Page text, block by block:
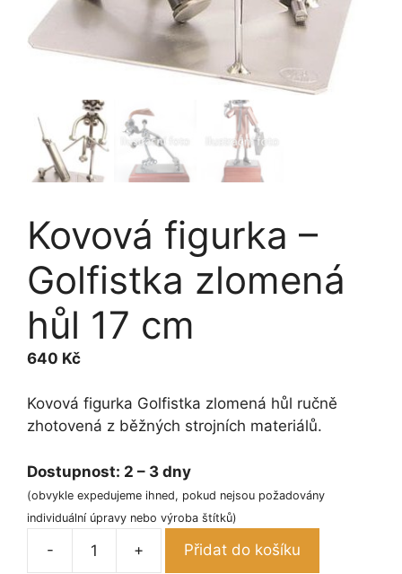
Kovová figurka –
Golfistka zlomená
hůl 17 cm
640 Kč
Kovová figurka Golfistka zlomená hůl ručně
zhotovená z běžných strojních materiálů.
Dostupnost: 2 – 3 dny
(obvykle expedujeme ihned, pokud nejsou požadovány
individuální úpravy nebo výroba štítků)
-
Kovová
+ Přidat do košíku